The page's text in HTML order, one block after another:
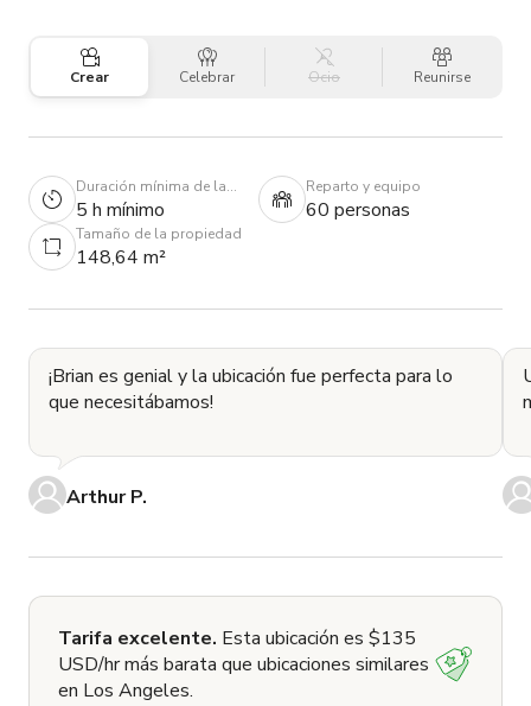
Crear Celebrar Ocio Reunirse
Duración mínima de la
reserva
5 h mínimo
Reparto y equipo
60 personas
Tamaño de la propiedad
148,64 m²
¡Brian es genial y la ubicación fue perfecta para lo
que necesitábamos!
Arthur P.
Tarifa excelente. Esta ubicación es $135
USD/hr más barata que ubicaciones similares
en Los Angeles.